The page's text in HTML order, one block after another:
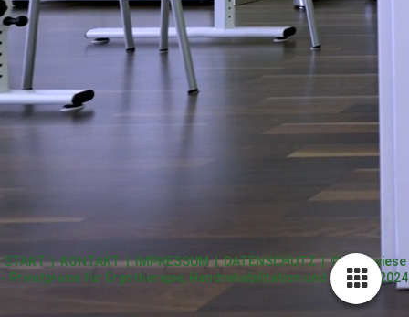
START|KONTAKT|IMPRESSUM|DATENSCHUTZ| © Ergowiese
- Privatpraxis für Ergotherapie, Handrehabilitation und Robotik 2024